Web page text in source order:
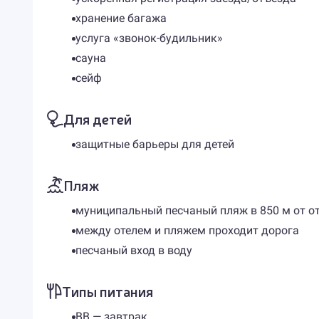
хранение багажа
услуга «звонок-будильник»
сауна
сейф
Для детей
защитные барьеры для детей
Пляж
муниципальный песчаный пляж в 850 м от
между отелем и пляжем проходит дорога
песчаный вход в воду
Типы питания